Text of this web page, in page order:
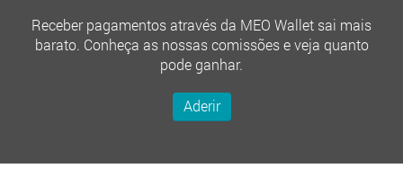
Receber pagamentos através da MEO Wallet sai mais
barato. Conheça as nossas comissões e veja quanto
pode ganhar.
Aderir